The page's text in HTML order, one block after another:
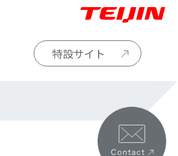
特設サイト